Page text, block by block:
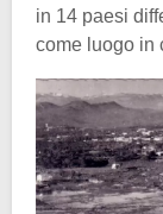
in 14 paesi
come luogo in